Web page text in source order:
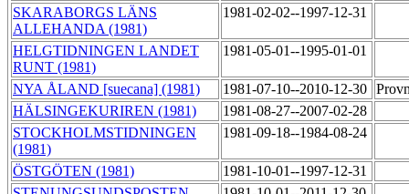
SKARABORGS LÄNS
ALLEHANDA (1981)
1981-02-02--1997-12-31
HELGTIDNINGEN LANDET
RUNT (1981)
1981-05-01--1995-01-01
NYA ÅLAND [suecana] (1981) 1981-07-10--2010-12-30
HÄLSINGEKURIREN (1981)
1981-08-27--2007-02-28
STOCKHOLMSTIDNINGEN
(1981)
1981-09-18--1984-08-24
ÖSTGÖTEN (1981)
1981-10-01--1997-12-31